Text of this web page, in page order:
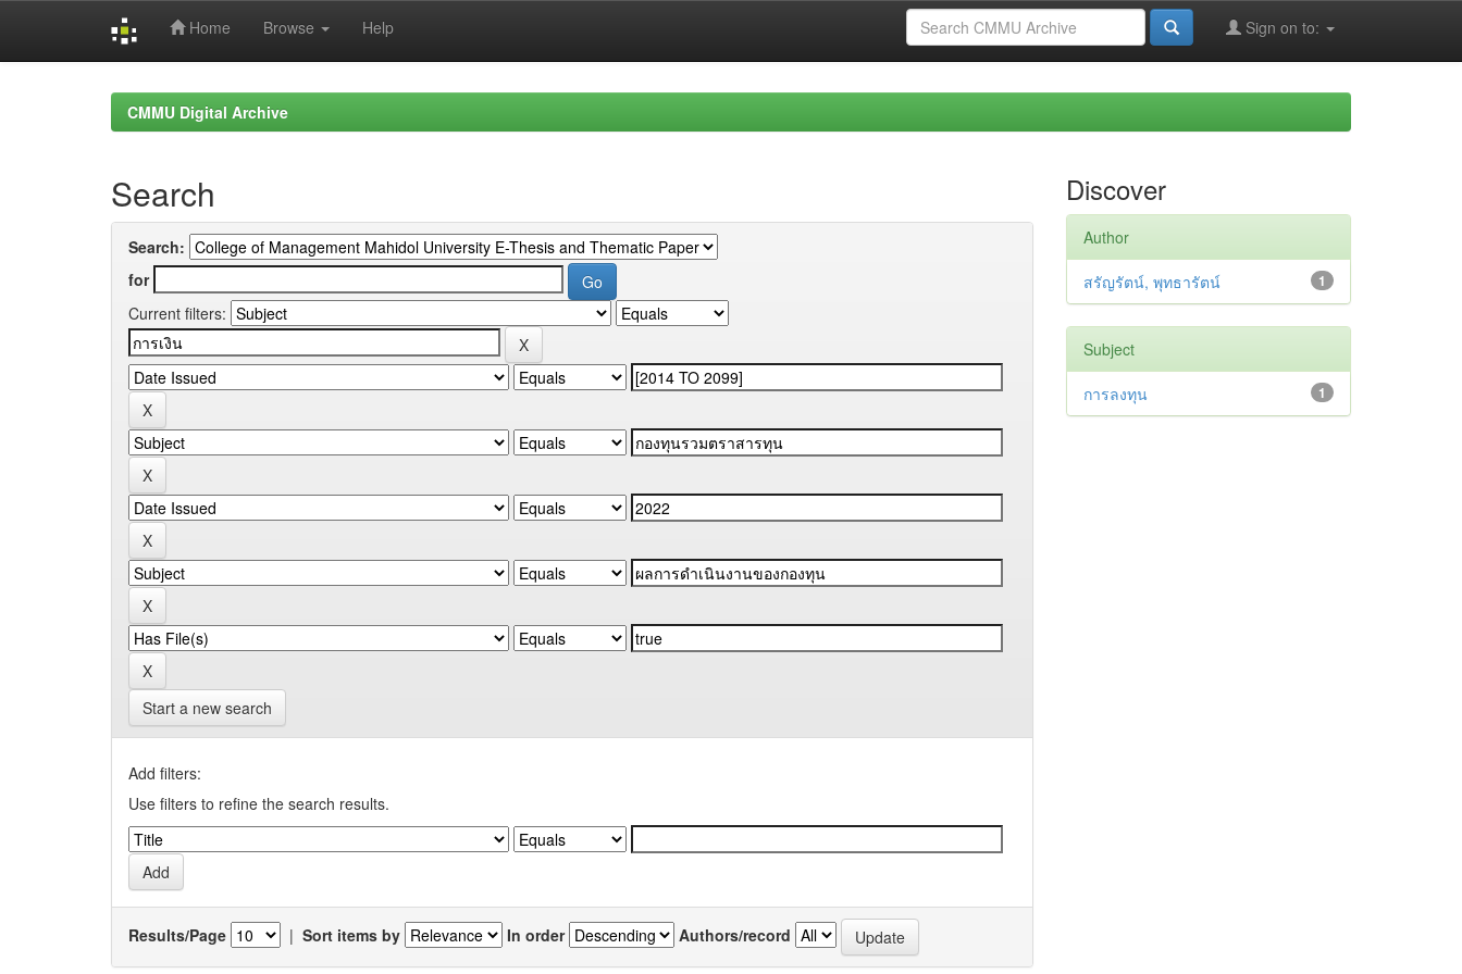
Home Browse Help Sign on to:
CMMU Digital Archive
Search
Search:
for
Current filters:
Start a new search
Add filters:
Use filters to refine the search results.
Results/Page | Sort items by In order Authors/record
Discover
Author
1
สรัญรัตน์, พุทธารัตน์
Subject
1
การลงทุน